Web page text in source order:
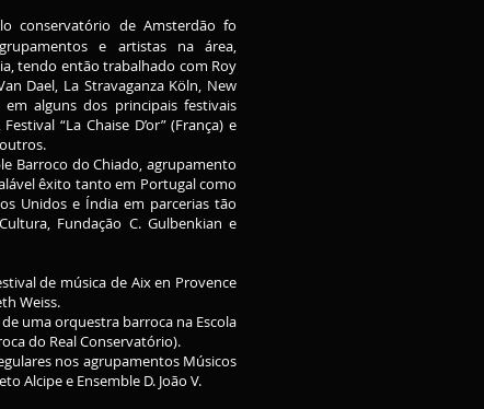
conservatório de Amsterdão fo
e artistas na área,
tendo então trabalhado com Roy
Dael, La Stravaganza Köln, New
alguns dos principais festivais
“La Chaise D’or” (França) e
Barroco do Chiado, agrupamento
êxito tanto em Portugal como
Unidos e Índia em parcerias tão
Fundação C. Gulbenkian e
de música de Aix en Provence
Weiss.
uma orquestra barroca na Escola
do Real Conservatório).
nos agrupamentos Músicos
Alcipe e Ensemble D. João V.